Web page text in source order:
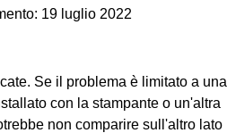
19 luglio 2022
Se il problema è limitato a una
con la stampante o un'altra
non comparire sull'altro lato